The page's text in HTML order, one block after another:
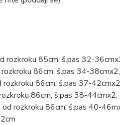
rozkroku 85cm, š.pas 32-
86cm, š.pas 34-
86cm, š.pas 37-
86cm, š.pas 38-
rozkroku 86cm, š.pas 40-